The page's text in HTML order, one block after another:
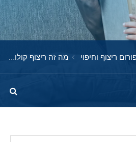
ריצוף וחיפוי מה זה ריצוף קולורבודי ? האם זה לא פולבודי?